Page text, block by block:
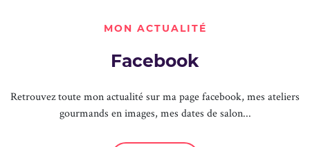
MON ACTUALITÉ
Facebook
Retrouvez toute mon actualité sur ma page facebook, mes ateliers
gourmands en images, mes dates de salon...